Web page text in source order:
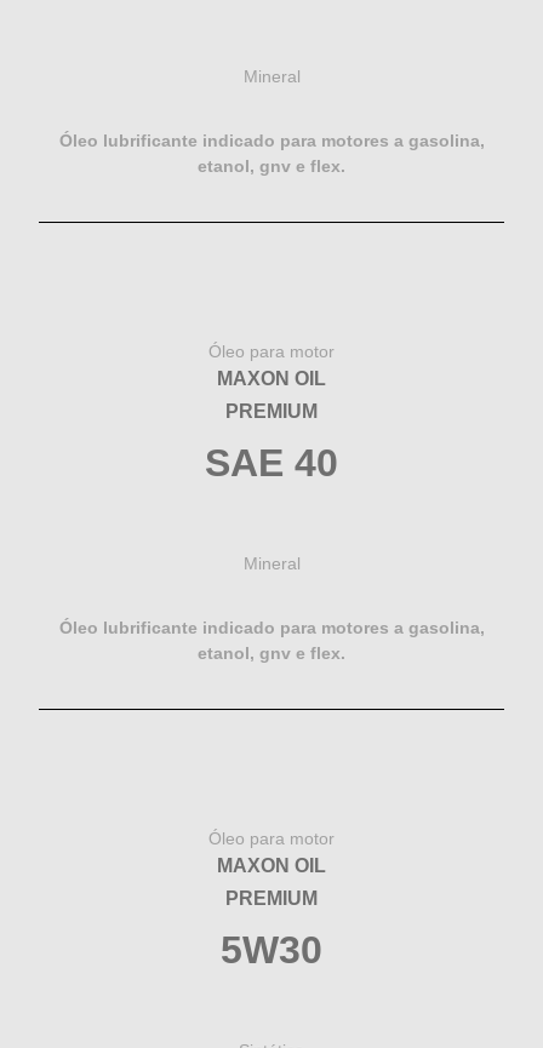
Mineral
Óleo lubrificante indicado para motores a gasolina,
etanol, gnv e flex.
Óleo para motor
MAXON OIL
PREMIUM
SAE 40
Mineral
Óleo lubrificante indicado para motores a gasolina,
etanol, gnv e flex.
Óleo para motor
MAXON OIL
PREMIUM
5W30